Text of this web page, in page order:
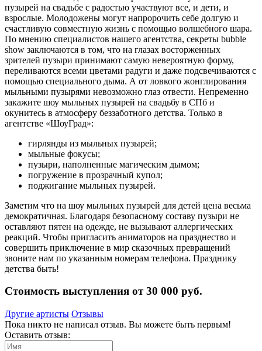
пузырей на свадьбе с радостью участвуют все, и дети, и
взрослые. Молодожены могут напророчить себе долгую и
счастливую совместную жизнь с помощью волшебного шара.
По мнению специалистов нашего агентства, секреты bubble
show заключаются в том, что на глазах восторженных
зрителей пузыри принимают самую невероятную форму,
переливаются всеми цветами радуги и даже подсвечиваются с
помощью специального дыма. А от ловкого жонглирования
мыльными пузырями невозможно глаз отвести. Непременно
закажите шоу мыльных пузырей на свадьбу в СПб и
окунитесь в атмосферу беззаботного детства. Только в
агентстве «ШоуГрад»:
гирлянды из мыльных пузырей;
мыльные фокусы;
пузыри, наполненные магическим дымом;
погружение в прозрачный купол;
поджигание мыльных пузырей.
Заметим что на шоу мыльных пузырей для детей цена весьма
демократичная. Благодаря безопасному составу пузыри не
оставляют пятен на одежде, не вызывают аллергических
реакций. Чтобы пригласить аниматоров на празднество и
совершить приключение в мир сказочных превращений
звоните нам по указанным номерам телефона. Празднику
детства быть!
Стоимость выступления от 30 000 руб.
Другие артисты Отзывы
Пока никто не написал отзыв. Вы можете быть первым!
Оставить отзыв: